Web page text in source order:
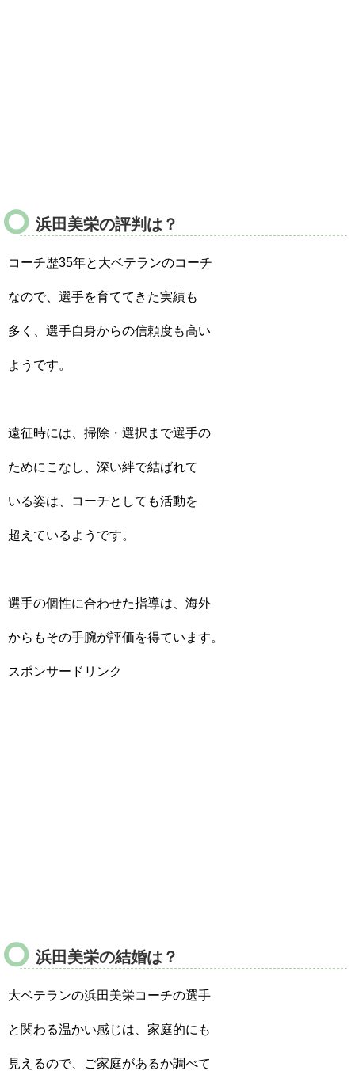
浜田美栄の評判は？
コーチ歴35年と大ベテランのコーチ
なので、選手を育ててきた実績も
多く、選手自身からの信頼度も高い
ようです。
遠征時には、掃除・選択まで選手の
ためにこなし、深い絆で結ばれて
いる姿は、コーチとしても活動を
超えているようです。
選手の個性に合わせた指導は、海外
からもその手腕が評価を得ています。
スポンサードリンク
浜田美栄の結婚は？
大ベテランの浜田美栄コーチの選手
と関わる温かい感じは、家庭的にも
見えるので、ご家庭があるか調べて